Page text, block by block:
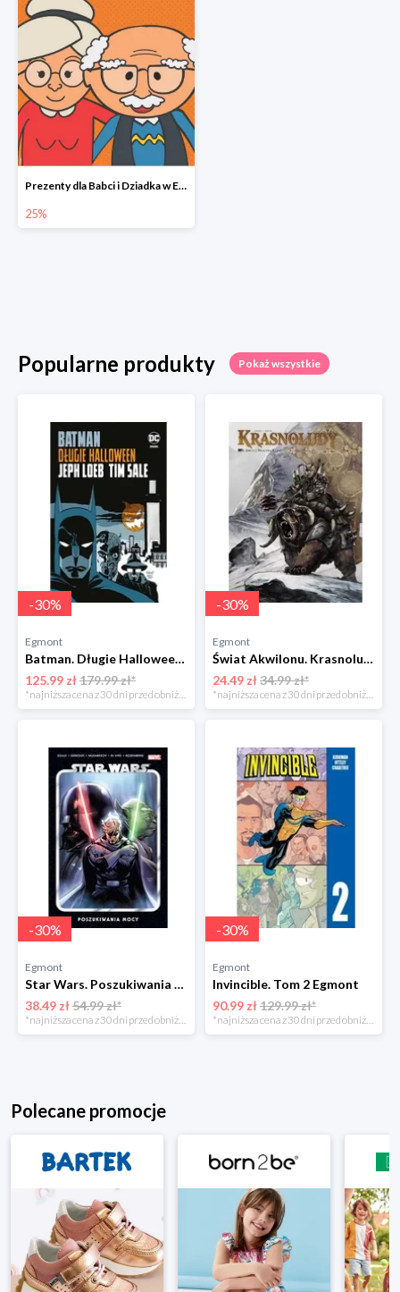
Prezenty dla Babci i Dziadka w Egmont do -25%
25%
Popularne produkty Pokaż wszystkie
-30%
Egmont
Batman. Długie Halloween Egmont
125.99 zł179.99 zł*
*najniższa cena z 30 dni przed obniżką
-30%
Egmont
Świat Akwilonu. Krasnoludy. Jorun z Bractwa Kuźni. Tom 6 Egmont
24.49 zł34.99 zł*
*najniższa cena z 30 dni przed obniżką
-30%
Egmont
Star Wars. Poszukiwania Mocy. Tom 6 Egmont
38.49 zł54.99 zł*
*najniższa cena z 30 dni przed obniżką
-30%
Egmont
Invincible. Tom 2 Egmont
90.99 zł129.99 zł*
*najniższa cena z 30 dni przed obniżką
Polecane promocje